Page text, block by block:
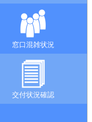
窓口混雑状況
交付状況確認